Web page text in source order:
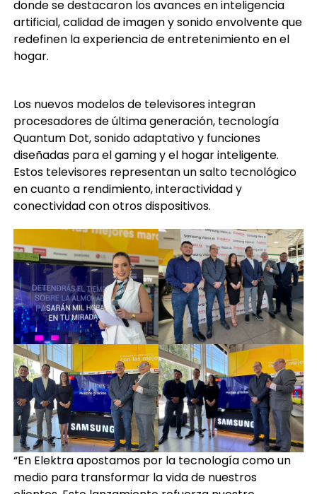
redefinen la experiencia de entretenimiento en el
hogar.
procesadores de última generación, tecnología
Quantum Dot, sonido adaptativo y funciones
diseñadas para el gaming y el hogar inteligente.
Estos televisores representan un salto tecnológico
en cuanto a rendimiento, interactividad y
conectividad con otros dispositivos.
“En Elektra apostamos por la tecnología como un
medio para transformar la vida de nuestros
clientes. Este lanzamiento refuerza nuestro
compromiso por acercar la innovación a más